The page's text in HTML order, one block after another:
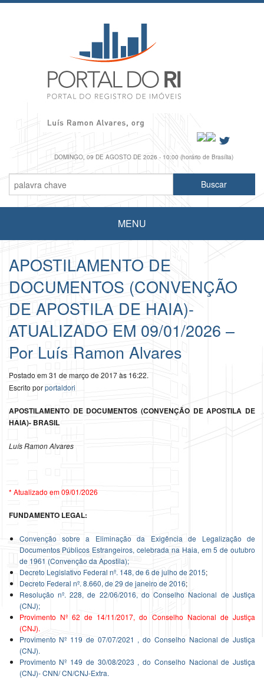
DOMINGO, 09 DE AGOSTO DE 2026 - 10:00 (horário de Brasília)
MENU
APOSTILAMENTO DE
DOCUMENTOS (CONVENÇÃO
DE APOSTILA DE HAIA)-
ATUALIZADO EM 09/01/2026 –
Por Luís Ramon Alvares
Postado em 31 de março de 2017 às 16:22.
Escrito porportaldori
APOSTILAMENTO DE DOCUMENTOS (CONVENÇÃO DE APOSTILA DE
HAIA)- BRASIL
Luís Ramon Alvares
* Atualizado em 09/01/2026
FUNDAMENTO LEGAL:
Convenção sobre a Eliminação da Exigência de Legalização de
Documentos Públicos Estrangeiros, celebrada na Haia, em 5 de outubro
de 1961 (Convenção da Apostila);
Decreto Legislativo Federal nº. 148, de 6 de julho de 2015;
Decreto Federal nº. 8.660, de 29 de janeiro de 2016;
Resolução nº. 228, de 22/06/2016, do Conselho Nacional de Justiça
(CNJ);
Provimento Nº 62 de 14/11/2017, do Conselho Nacional de Justiça
(CNJ).
Provimento Nº 119 de 07/07/2021 , do Conselho Nacional de Justiça
(CNJ).
Provimento Nº 149 de 30/08/2023 , do Conselho Nacional de Justiça
(CNJ)- CNN/ CN/CNJ-Extra.